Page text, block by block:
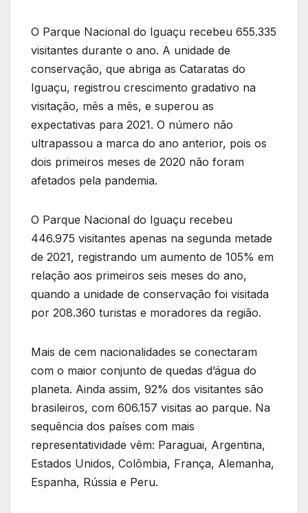
O Parque Nacional do Iguaçu recebeu 655.335
visitantes durante o ano. A unidade de
conservação, que abriga as Cataratas do
Iguaçu, registrou crescimento gradativo na
visitação, mês a mês, e superou as
expectativas para 2021. O número não
ultrapassou a marca do ano anterior, pois os
dois primeiros meses de 2020 não foram
afetados pela pandemia.
O Parque Nacional do Iguaçu recebeu
446.975 visitantes apenas na segunda metade
de 2021, registrando um aumento de 105% em
relação aos primeiros seis meses do ano,
quando a unidade de conservação foi visitada
por 208.360 turistas e moradores da região.
Mais de cem nacionalidades se conectaram
com o maior conjunto de quedas d’água do
planeta. Ainda assim, 92% dos visitantes são
brasileiros, com 606.157 visitas ao parque. Na
sequência dos países com mais
representatividade vêm: Paraguai, Argentina,
Estados Unidos, Colômbia, França, Alemanha,
Espanha, Rússia e Peru.